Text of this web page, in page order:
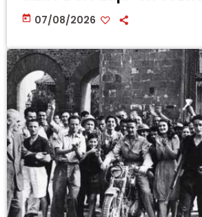
today 07/08/2026